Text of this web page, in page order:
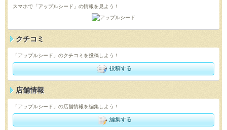
スマホで「アップルシード」の情報を見よう！
クチコミ
「アップルシード」のクチコミを投稿しよう！
投稿する
店舗情報
「アップルシード」の店舗情報を編集しよう！
編集する